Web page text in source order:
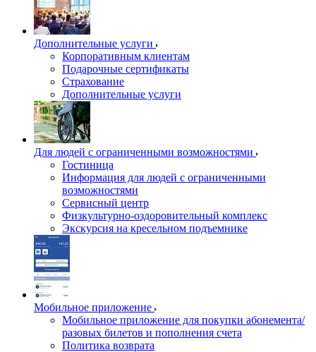
Дополнительные услуги
Корпоративным клиентам
Подарочные сертификаты
Страхование
Дополнительные услуги
Для людей с ограниченными возможностями
Гостиница
Информация для людей с ограниченными
возможностями
Сервисный центр
Физкультурно-оздоровительный комплекс
Экскурсия на кресельном подъемнике
Мобильное приложение
Мобильное приложение для покупки абонемента/
разовых билетов и пополнения счета
Политика возврата